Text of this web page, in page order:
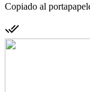
Copiado al